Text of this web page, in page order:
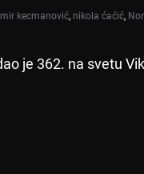
kecmanović, nikola ćaćić,
je 362. na svetu